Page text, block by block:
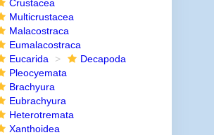
Crustacea
Multicrustacea
Malacostraca
Eumalacostraca
Eucarida
Decapoda
Pleocyemata
Brachyura
Eubrachyura
Heterotremata
Xanthoidea